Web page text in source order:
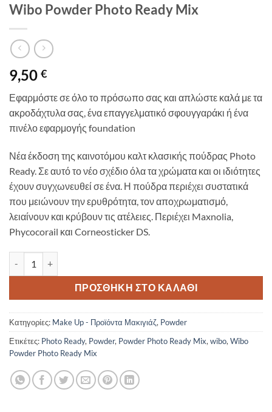
Wibo Powder Photo Ready Mix
9,50 €
Εφαρμόστε σε όλο το πρόσωπο σας και απλώστε καλά με τα
ακροδάχτυλα σας, ένα επαγγελματικό σφουγγαράκι ή ένα
πινέλο εφαρμογής foundation
Νέα έκδοση της καινοτόμου καλτ κλασικής πούδρας Photo
Ready. Σε αυτό το νέο σχέδιο όλα τα χρώματα και οι ιδιότητες
έχουν συγχωνευθεί σε ένα. Η πούδρα περιέχει συστατικά
που μειώνουν την ερυθρότητα, τον αποχρωματισμό,
λειαίνουν και κρύβουν τις ατέλειες. Περιέχει Maxnolia,
Phycocorail και Corneosticker DS.
ΠΡΟΣΘΉΚΗ ΣΤΟ ΚΑΛΆΘΙ
Κατηγορίες: Make Up - Προϊόντα Μακιγιάζ, Powder
Ετικέτες: Photo Ready, Powder, Powder Photo Ready Mix, wibo, Wibo
Powder Photo Ready Mix